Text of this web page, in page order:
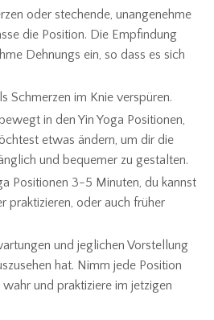
oder stechende, unangenehme
die Position. Die Empfindung
Dehnungs ein, so dass es sich
Schmerzen im Knie verspüren.
in den Yin Yoga Positionen,
etwas ändern, um dir die
und bequemer zu gestalten.
Positionen 3-5 Minuten, du kannst
praktizieren, oder auch früher
und jeglichen Vorstellung
hat. Nimm jede Position
und praktiziere im jetzigen